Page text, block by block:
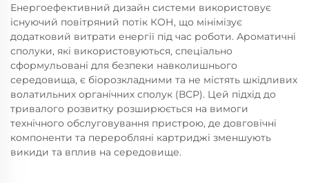
Енергоефективний дизайн системи використовує
існуючий повітряний потік КОН, що мінімізує
додатковий витрати енергії під час роботи. Ароматичні
сполуки, які використовуються, спеціально
сформульовані для безпеки навколишнього
середовища, є біорозкладними та не містять шкідливих
волатильних органічних сполук (ВСР). Цей підхід до
тривалого розвитку розширюється на вимоги
технічного обслуговування пристрою, де довговічні
компоненти та переробляні картриджі зменшують
викиди та вплив на середовище.